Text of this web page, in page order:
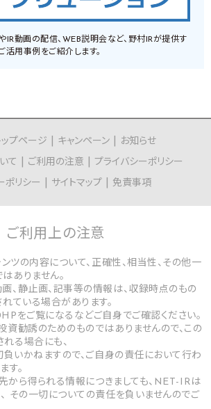
動画の配信、WEB説明会など、野村IRが提供す
活用事例をご紹介します。
プページ キャンペーン
お知らせ
て
ご利用の注意
プライバシーポリシー
ポリシー
サイトマップ 免責事項
ご利用上の注意
ツの内容について、正確性、相当性、その他一
ありません。
、静止画、記事等の情報は、収録時点のもの
れている場合があります。
をご覧になるなどご自身でご確認ください。
資勧誘のためのものではありませんので、この
る場合にも、
いかねますので、ご自身の責任において行わ
す。
から得られる情報につきましても、NET-IRは
その一切についての責任を負いませんのでご